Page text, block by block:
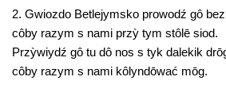
2. Gwiozdo Betlejymsko prowodź gô
côby razym s nami przỳ tym stôlē siod.
Przỳwiydź gô tu dô nos s tyk dalekik
côby razym s nami kôlyndōwać mōg.